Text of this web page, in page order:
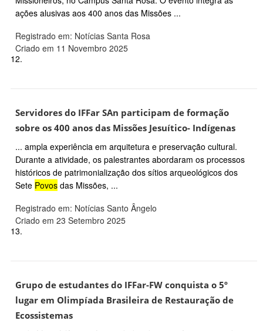
ações alusivas aos 400 anos das Missões ...
Registrado em: Notícias Santa Rosa
Criado em 11 Novembro 2025
12.
Servidores do IFFar SAn participam de formação
sobre os 400 anos das Missões Jesuítico- Indígenas
... ampla experiência em arquitetura e preservação cultural.
Durante a atividade, os palestrantes abordaram os processos
históricos de patrimonialização dos sítios arqueológicos dos
Sete Povos das Missões, ...
Registrado em: Notícias Santo Ângelo
Criado em 23 Setembro 2025
13.
Grupo de estudantes do IFFar-FW conquista o 5º
lugar em Olimpíada Brasileira de Restauração de
Ecossistemas